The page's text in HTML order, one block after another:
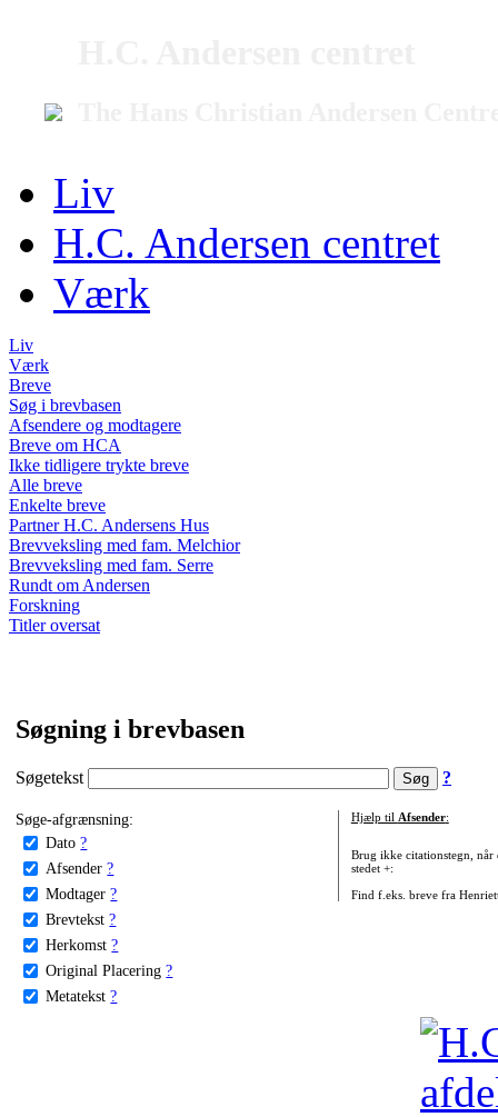
Liv
H.C. Andersen centret
Værk
Liv
Værk
Breve
Søg i brevbasen
Afsendere og modtagere
Breve om HCA
Ikke tidligere trykte breve
Alle breve
Enkelte breve
Partner H.C. Andersens Hus
Brevveksling med fam. Melchior
Brevveksling med fam. Serre
Rundt om Andersen
Forskning
Titler oversat
Søgning i brevbasen
Søgetekst ?
Søge-afgrænsning:
Dato ?
Afsender ?
Modtager ?
Brevtekst ?
Herkomst ?
Original Placering ?
Metatekst ?
Hjælp til Afsender:
Brug ikke citationstegn, når
stedet +:
Find f.eks. breve fra